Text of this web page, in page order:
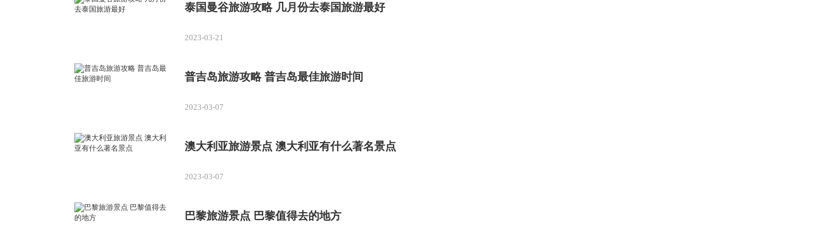
泰国曼谷旅游攻略 几月份去泰国旅游最好
2023-03-21
普吉岛旅游攻略 普吉岛最佳旅游时间
2023-03-07
澳大利亚旅游景点 澳大利亚有什么著名景点
2023-03-07
巴黎旅游景点 巴黎值得去的地方